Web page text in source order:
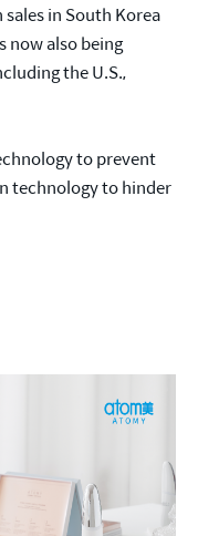
in South Korea
now also being
the U.S.,
to prevent
technology to hinder